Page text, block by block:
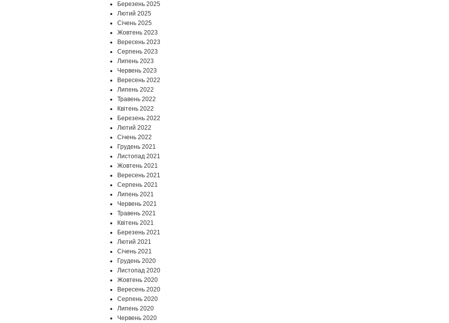
Березень 2025
Лютий 2025
Січень 2025
Жовтень 2023
Вересень 2023
Серпень 2023
Липень 2023
Червень 2023
Вересень 2022
Липень 2022
Травень 2022
Квітень 2022
Березень 2022
Лютий 2022
Січень 2022
Грудень 2021
Листопад 2021
Жовтень 2021
Вересень 2021
Серпень 2021
Липень 2021
Червень 2021
Травень 2021
Квітень 2021
Березень 2021
Лютий 2021
Січень 2021
Грудень 2020
Листопад 2020
Жовтень 2020
Вересень 2020
Серпень 2020
Липень 2020
Червень 2020